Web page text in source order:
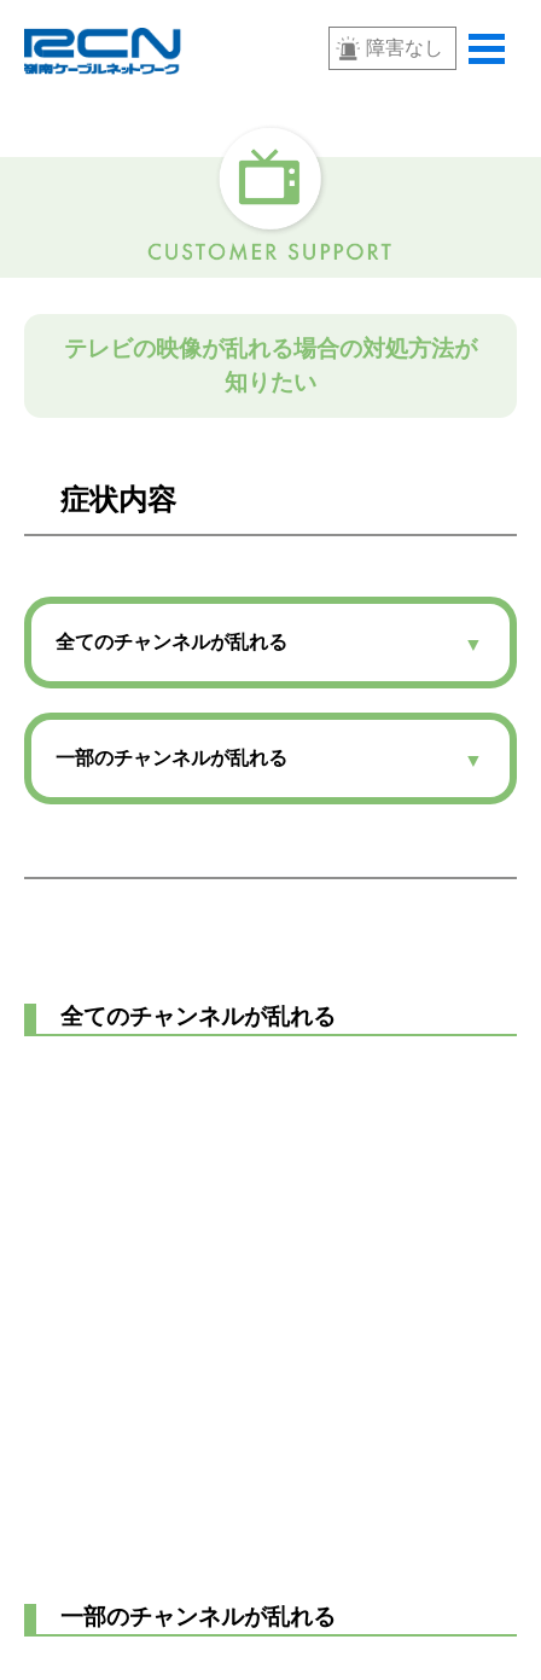
障害なし
テレビの映像が乱れる場合の対処方法が
知りたい
症状内容
全てのチャンネルが乱れる
一部のチャンネルが乱れる
全てのチャンネルが乱れる
一部のチャンネルが乱れる